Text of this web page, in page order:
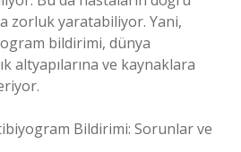
zorluk yaratabiliyor. Yani,
bildirimi, dünya
altyapılarına ve kaynaklara
Bildirimi: Sorunlar ve